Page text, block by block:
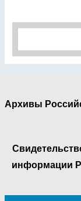
Архивы
информации